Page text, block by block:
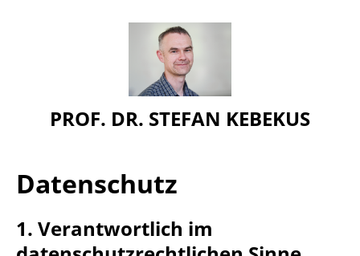
PROF. DR. STEFAN KEBEKUS
Datenschutz
1. Verantwortlich im